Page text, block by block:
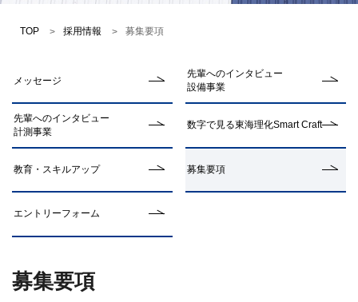
TOP 採用情報 募集要項
メッセージ
先輩へのインタビュー
設備事業
先輩へのインタビュー
計測事業
数字で見る東海理化Smart Craft
教育・スキルアップ 募集要項
エントリーフォーム
募集要項